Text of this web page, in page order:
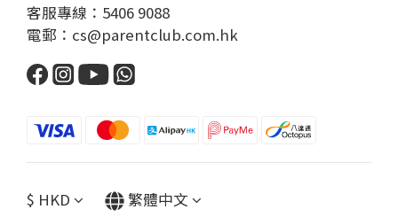
客服專線：5406 9088
電郵：cs@parentclub.com.hk
$ HKD 繁體中文